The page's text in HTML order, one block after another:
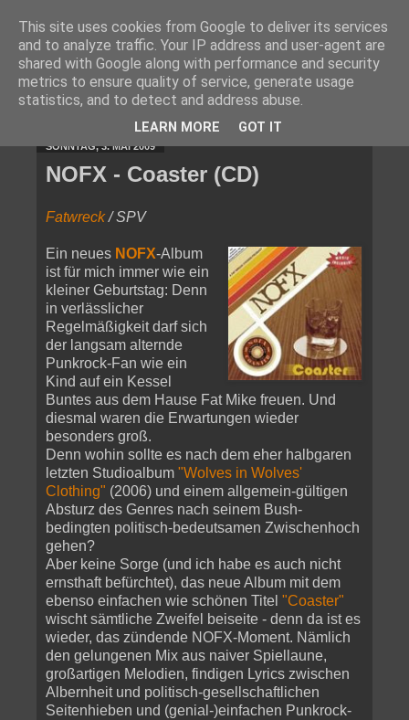
SONNTAG, 3. MAI 2009
NOFX - Coaster (CD)
Fatwreck/ SPV
Ein neues NOFX-Album
ist für mich immer wie ein
kleiner Geburtstag: Denn
in verlässlicher
Regelmäßigkeit darf sich
der langsam alternde
Punkrock-Fan wie ein
Kind auf ein Kessel
Buntes aus dem Hause Fat Mike freuen. Und
diesmal waren die Erwartungen wieder
besonders groß.
Denn wohin sollte es nach dem eher halbgaren
letzten Studioalbum "Wolves in Wolves'
Clothing" (2006) und einem allgemein-gültigen
Absturz des Genres nach seinem Bush-
bedingten politisch-bedeutsamen Zwischenhoch
gehen?
Aber keine Sorge (und ich habe es auch nicht
ernsthaft befürchtet), das neue Album mit dem
ebenso einfachen wie schönen Titel "Coaster"
wischt sämtliche Zweifel beiseite - denn da ist es
wieder, das zündende NOFX-Moment. Nämlich
den gelungenen Mix aus naiver Spiellaune,
großartigen Melodien, findigen Lyrics zwischen
Albernheit und politisch-gesellschaftlichen
Seitenhieben und (genial-)einfachen Punkrock-
This site uses cookies from Google to deliver its services
and to analyze traffic. Your IP address and user-agent are
shared with Google along with performance and security
metrics to ensure quality of service, generate usage
statistics, and to detect and address abuse.
LEARN MORE GOT IT